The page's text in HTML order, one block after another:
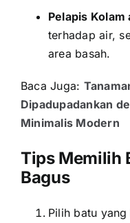
Pelapis Kolam
terhadap air,
area basah.
Baca Juga:
Dipadupadankan
Minimalis Modern
Tips Memilih
Bagus
Pilih batu